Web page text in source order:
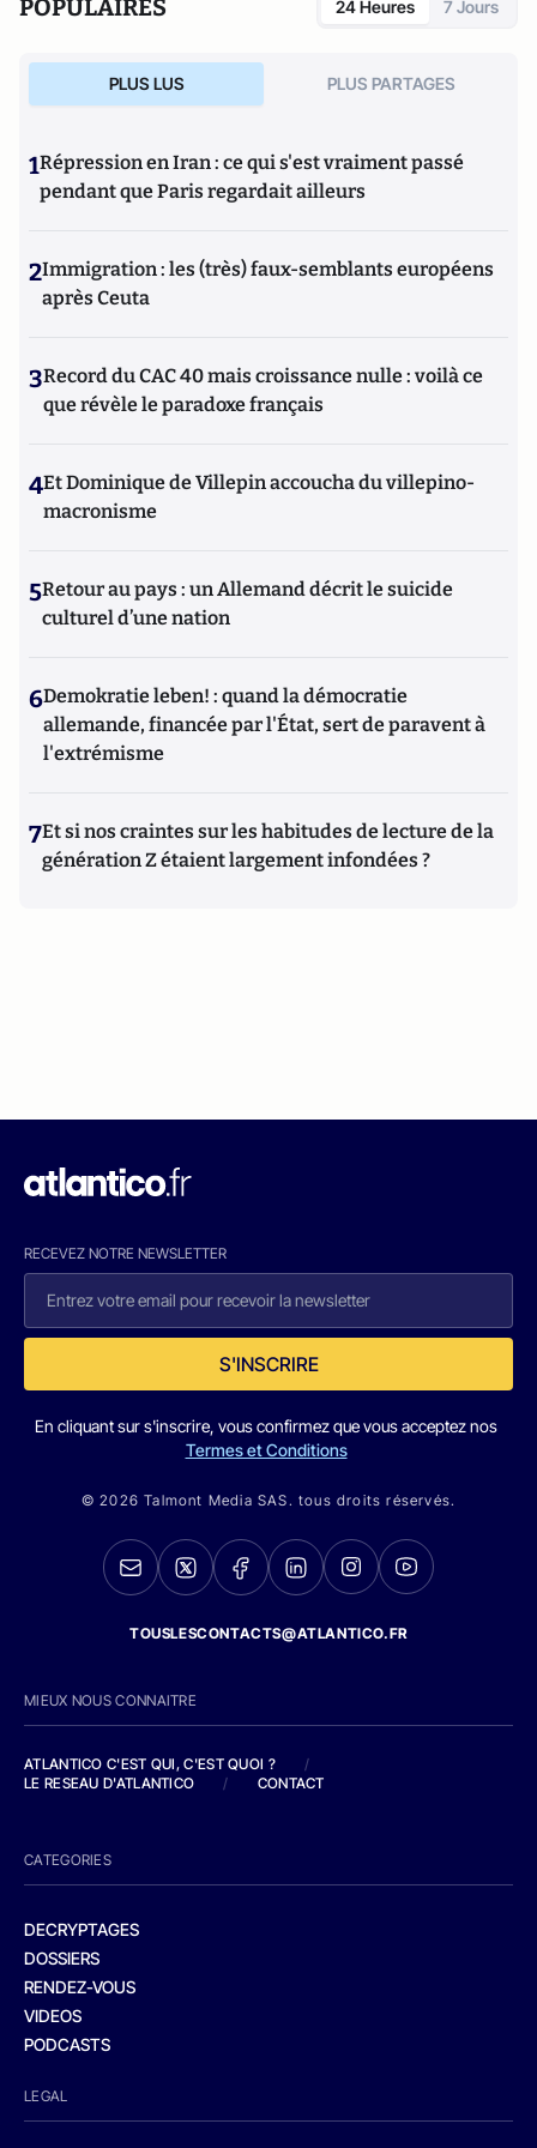
POPULAIRES 24 Heures 7 Jours
PLUS LUS PLUS PARTAGES
1Répression en Iran : ce qui s'est vraiment passé
pendant que Paris regardait ailleurs
2Immigration : les (très) faux-semblants européens
après Ceuta
3Record du CAC 40 mais croissance nulle : voilà ce
que révèle le paradoxe français
4Et Dominique de Villepin accoucha du villepino-
macronisme
5Retour au pays : un Allemand décrit le suicide
culturel d’une nation
6Demokratie leben! : quand la démocratie
allemande, financée par l'État, sert de paravent à
l'extrémisme
7Et si nos craintes sur les habitudes de lecture de la
génération Z étaient largement infondées ?
RECEVEZ NOTRE NEWSLETTER
S'INSCRIRE
En cliquant sur s'inscrire, vous confirmez que vous acceptez nos
Termes et Conditions
© 2026 Talmont Media SAS. tous droits réservés.
TOUSLESCONTACTS@ATLANTICO.FR
MIEUX NOUS CONNAITRE
ATLANTICO C'EST QUI, C'EST QUOI ?
/
LE RESEAU D'ATLANTICO
/ CONTACT
CATEGORIES
DECRYPTAGES
DOSSIERS
RENDEZ-VOUS
VIDEOS
PODCASTS
LEGAL